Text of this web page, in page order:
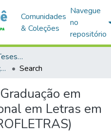
Comunidades
& Coleções
Navegue
no
repositório
Biblioteca Digital de Teses e Dissertações (BDTD)
Programa de Pós-Graduação em Mestrado Profissional em Letras em Rede Nacional (PROFLETRAS)
Search
em
em Letras em